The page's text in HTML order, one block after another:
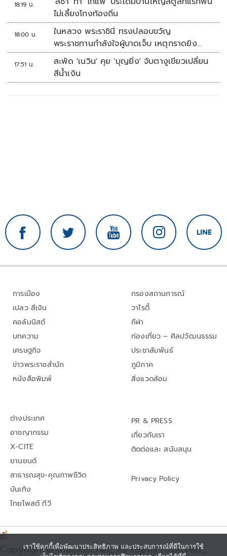
18:19 น.
ไม่เลี้ยงโกงท้องถิ่น
18:00 น.
ในหลวง พระราชินี ทรงปลอบขวัญ
พระราชทานกำลังใจผู้บาดเจ็บ เหตุกราดยิง
รร.เทพศิรินทร์นนทบุรี
17:51 น.
สะพัด 'เนวิน' คุย 'บุญยิ่ง' จับตางูเขียวเปลี่ยน
สีน้ำเงิน
การเมือง
เปลว สีเงิน
คอลัมนิสต์
บทความ
เศรษฐกิจ
ข่าวพระราชสำนัก
หนังสือพิมพ์
กรองสถานการณ์
วาไรตี้
กีฬา
ท่องเที่ยว – ศิลปวัฒนธรรม
ประชาสัมพันธ์
ภูมิภาค
สิ่งแวดล้อม
ต่างประเทศ
อาชญากรรม
X-CITE
ยานยนต์
สาธารณสุข-คุณภาพชีวิต
บันเทิง
ไทยโพสต์ ทีวี
PR & PRESS
เกี่ยวกับเรา
ติดต่อและ สนับสนุน
Privacy Policy
Copyright© thaipost.net, All rights reserved.,
เราใช้คุกกี้เพื่อพัฒนาประสิทธิภาพ และประสบการณ์ที่ดีในการใช้